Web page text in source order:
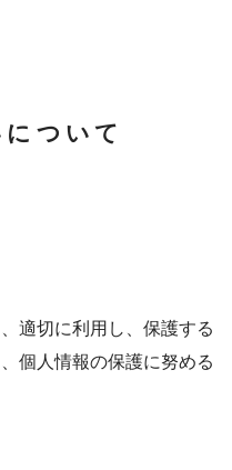
ついて
適切に利用し、保護する
個人情報の保護に努める